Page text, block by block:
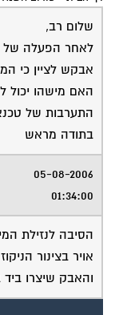
שלום רב,
אבקש לציין כי
האם מישהו יכול
התערבות של
בתודה מראש
05-08-2006
01:34:00
הסיבה לנזילת
אויר בצינור
והאבק שיצרו ביד